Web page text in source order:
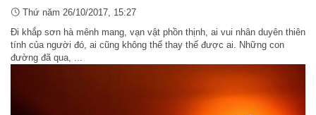
Thứ năm 26/10/2017, 15:27
Đi khắp sơn hà mênh mang, vạn vật phồn thịnh, ai vui nhân duyên thiên
tính của người đó, ai cũng không thể thay thế được ai. Những con
đường đã qua, ...